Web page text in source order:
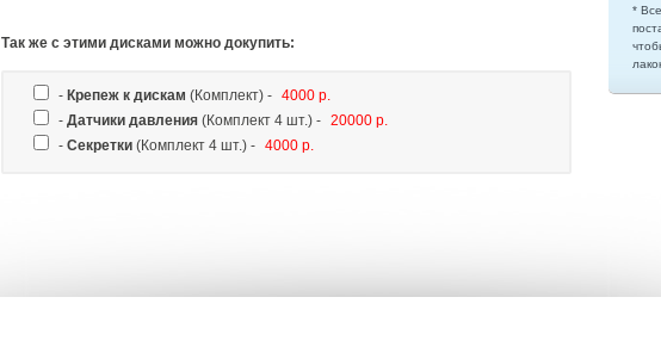
*
Так же c этими дисками можно докупить:
- Крепеж к дискам (Комплект) - 4000 р.
- Датчики давления (Комплект 4 шт.) - 20000 р.
- Секретки (Комплект 4 шт.) - 4000 р.